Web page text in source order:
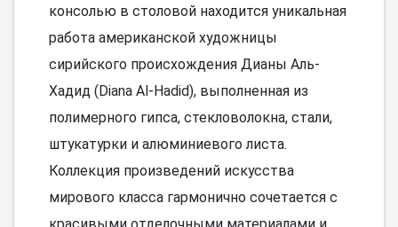
консолью в столовой находится уникальная
работа американской художницы
сирийского происхождения Дианы Аль-
Хадид (Diana Al-Hadid), выполненная из
полимерного гипса, стекловолокна, стали,
штукатурки и алюминиевого листа.
Коллекция произведений искусства
мирового класса гармонично сочетается с
красивыми отделочными материалами и